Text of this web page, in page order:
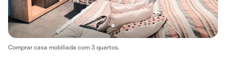
Comprar casa mobiliada com 3 quartos.